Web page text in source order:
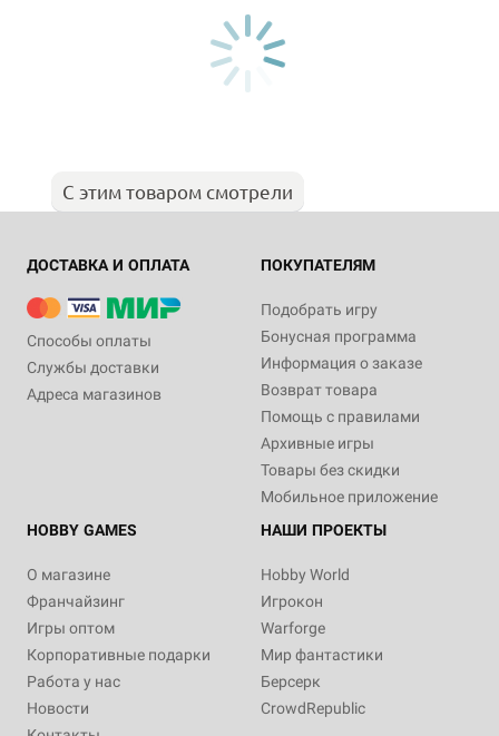
С этим товаром смотрели
ДОСТАВКА И ОПЛАТА
Способы оплаты
Службы доставки
Адреса магазинов
ПОКУПАТЕЛЯМ
Подобрать игру
Бонусная программа
Информация о заказе
Возврат товара
Помощь с правилами
Архивные игры
Товары без скидки
Мобильное приложение
HOBBY GAMES
О магазине
Франчайзинг
Игры оптом
Корпоративные подарки
Работа у нас
Новости
НАШИ ПРОЕКТЫ
Hobby World
Игрокон
Warforge
Мир фантастики
Берсерк
CrowdRepublic